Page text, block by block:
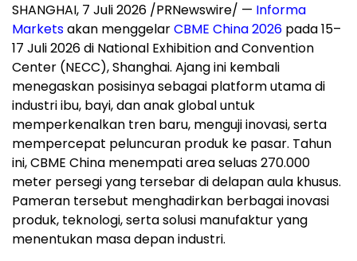
SHANGHAI, 7 Juli 2026 /PRNewswire/ — Informa
Marketsakan menggelarCBME China 2026 pada 15–
17 Juli 2026 di National Exhibition and Convention
Center (NECC), Shanghai. Ajang ini kembali
menegaskan posisinya sebagai platform utama di
industri ibu, bayi, dan anak global untuk
memperkenalkan tren baru, menguji inovasi, serta
mempercepat peluncuran produk ke pasar. Tahun
ini, CBME China menempati area seluas 270.000
meter persegi yang tersebar di delapan aula khusus.
Pameran tersebut menghadirkan berbagai inovasi
produk, teknologi, serta solusi manufaktur yang
menentukan masa depan industri.